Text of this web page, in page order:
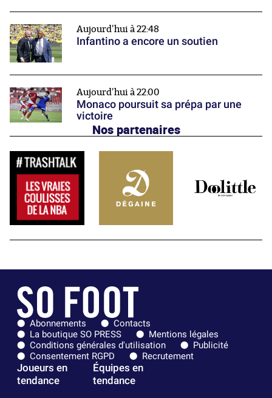
Aujourd'hui à 22:48
Infantino a encore un soutien
Aujourd'hui à 22:00
Monaco poursuit sa prépa par une
victoire
Nos partenaires
Abonnements
Contacts
La boutique SO PRESS
Mentions légales
Conditions générales d'utilisation
Publicité
Consentement RGPD
Recrutement
Joueurs en
tendance
Équipes en
tendance